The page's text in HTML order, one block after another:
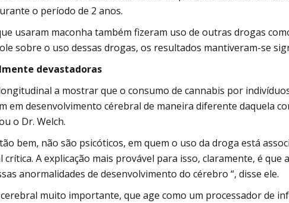
o período de 2 anos.
usaram maconha também fizeram uso de outras drogas
sobre o uso dessas drogas, os resultados mantiveram-se
devastadoras
a mostrar que o consumo de cannabis por
em desenvolvimento cérebral de maneira diferente daquela
o Dr. Welch.
bem, não são psicóticos, em quem o uso da droga está
A explicação mais provável para isso, claramente, é que
anormalidades de desenvolvimento do cérebro “, disse ele.
muito importante, que age como um processador de